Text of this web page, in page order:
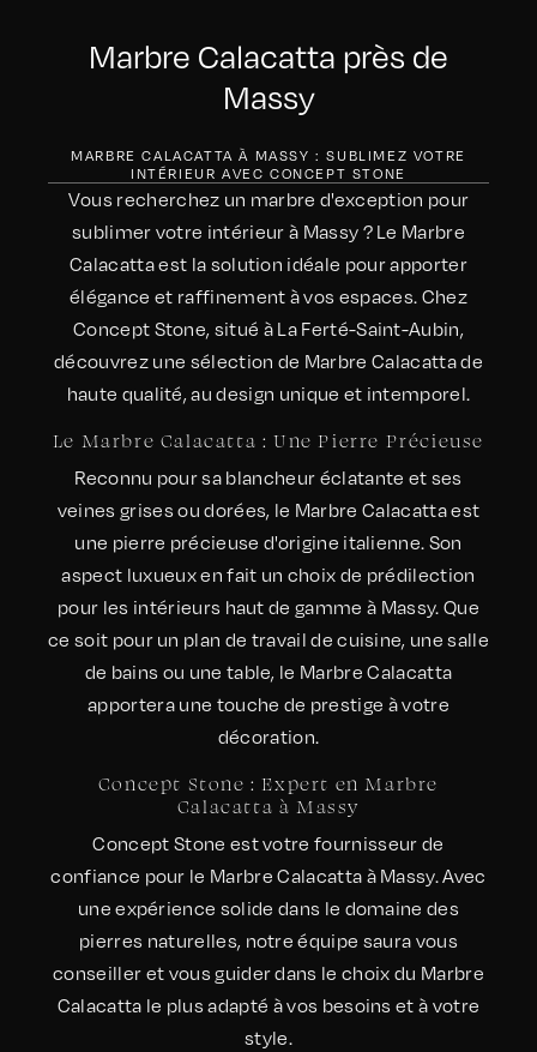
Marbre Calacatta près de
Massy
MARBRE CALACATTA À MASSY : SUBLIMEZ VOTRE
INTÉRIEUR AVEC CONCEPT STONE
Vous recherchez un marbre d'exception pour
sublimer votre intérieur à Massy ? Le Marbre
Calacatta est la solution idéale pour apporter
élégance et raffinement à vos espaces. Chez
Concept Stone, situé à La Ferté-Saint-Aubin,
découvrez une sélection de Marbre Calacatta de
haute qualité, au design unique et intemporel.
Le Marbre Calacatta : Une Pierre Précieuse
Reconnu pour sa blancheur éclatante et ses
veines grises ou dorées, le Marbre Calacatta est
une pierre précieuse d'origine italienne. Son
aspect luxueux en fait un choix de prédilection
pour les intérieurs haut de gamme à Massy. Que
ce soit pour un plan de travail de cuisine, une salle
de bains ou une table, le Marbre Calacatta
apportera une touche de prestige à votre
décoration.
Concept Stone : Expert en Marbre
Calacatta à Massy
Concept Stone est votre fournisseur de
confiance pour le Marbre Calacatta à Massy. Avec
une expérience solide dans le domaine des
pierres naturelles, notre équipe saura vous
conseiller et vous guider dans le choix du Marbre
Calacatta le plus adapté à vos besoins et à votre
style.